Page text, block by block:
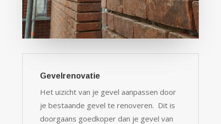
Gevelrenovatie
Het uizicht van je gevel aanpassen door
je bestaande gevel te renoveren. Dit is
doorgaans goedkoper dan je gevel van